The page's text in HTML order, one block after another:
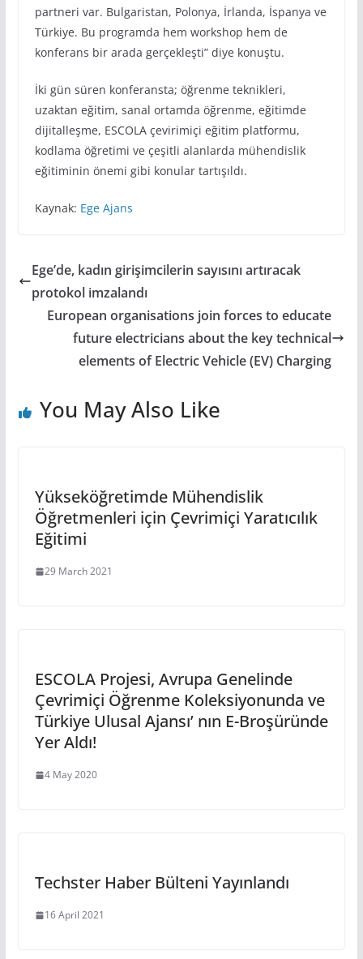
partneri var. Bulgaristan, Polonya, İrlanda, İspanya ve
Türkiye. Bu programda hem workshop hem de
konferans bir arada gerçekleşti” diye konuştu.
İki gün süren konferansta; öğrenme teknikleri,
uzaktan eğitim, sanal ortamda öğrenme, eğitimde
dijitalleşme, ESCOLA çevirimiçi eğitim platformu,
kodlama öğretimi ve çeşitli alanlarda mühendislik
eğitiminin önemi gibi konular tartışıldı.
Kaynak: Ege Ajans
Ege’de, kadın girişimcilerin sayısını artıracak
protokol imzalandı
European organisations join forces to educate
future electricians about the key technical
elements of Electric Vehicle (EV) Charging
You May Also Like
Yükseköğretimde Mühendislik
Öğretmenleri için Çevrimiçi Yaratıcılık
Eğitimi
29 March 2021
ESCOLA Projesi, Avrupa Genelinde
Çevrimiçi Öğrenme Koleksiyonunda ve
Türkiye Ulusal Ajansı’ nın E-Broşüründe
Yer Aldı!
4 May 2020
Techster Haber Bülteni Yayınlandı
16 April 2021